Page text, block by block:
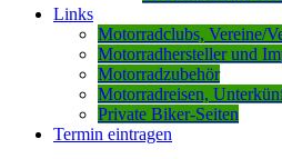
Links
Motorradclubs, Vereine/
Motorradhersteller und
Motorradzubehör
Motorradreisen,
Private Biker-Seiten
Termin eintragen